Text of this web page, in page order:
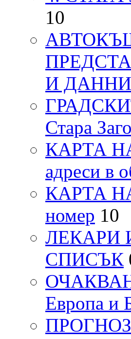
10
И
Стара
КАРТА
адреси в
КАРТА
номер 10
ЛЕКАРИ
СПИСЪК
Европа и